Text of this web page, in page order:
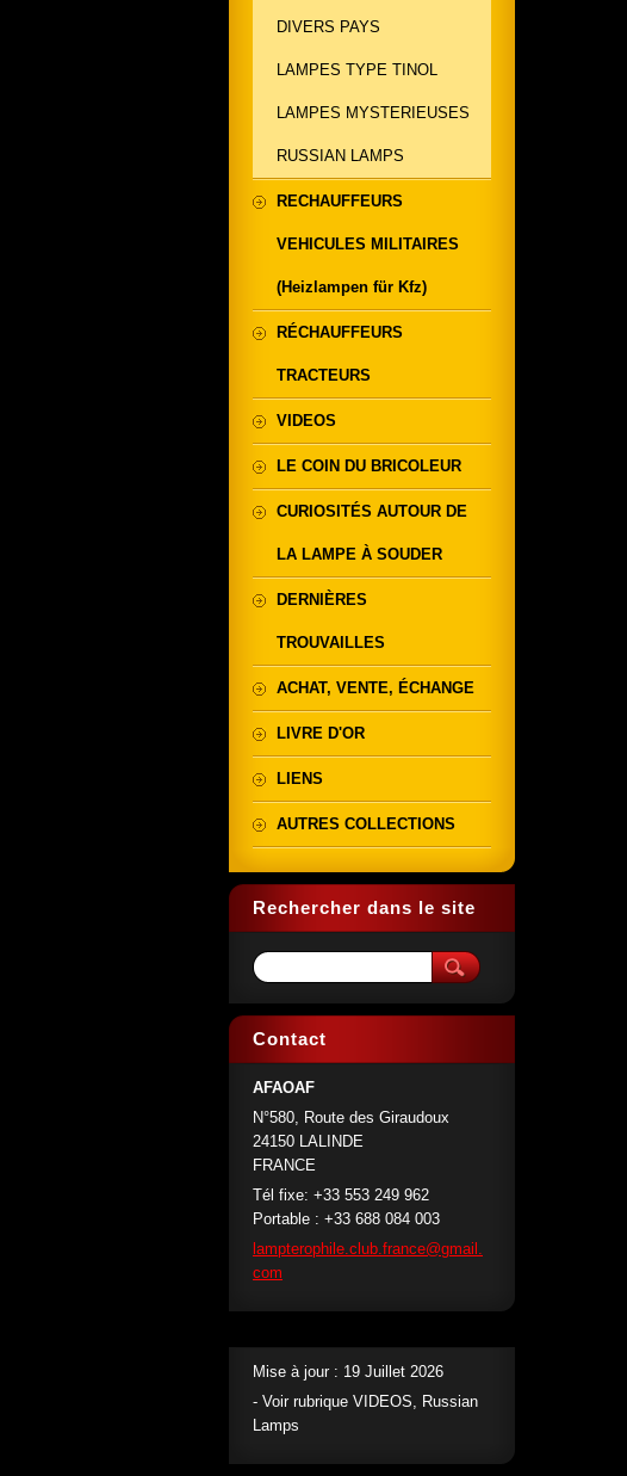
DIVERS PAYS
LAMPES TYPE TINOL
LAMPES MYSTERIEUSES
RUSSIAN LAMPS
RECHAUFFEURS
VEHICULES MILITAIRES
(Heizlampen für Kfz)
RÉCHAUFFEURS
TRACTEURS
VIDEOS
LE COIN DU BRICOLEUR
CURIOSITÉS AUTOUR DE
LA LAMPE À SOUDER
DERNIÈRES
TROUVAILLES
ACHAT, VENTE, ÉCHANGE
LIVRE D'OR
LIENS
AUTRES COLLECTIONS
Rechercher dans le site
Contact
AFAOAF
N°580, Route des Giraudoux
24150 LALINDE
FRANCE
Tél fixe: +33 553 249 962
Portable : +33 688 084 003
lampterophile.cl ub.france@gmail.
com
Mise à jour : 19 Juillet 2026
- Voir rubrique VIDEOS, Russian
Lamps